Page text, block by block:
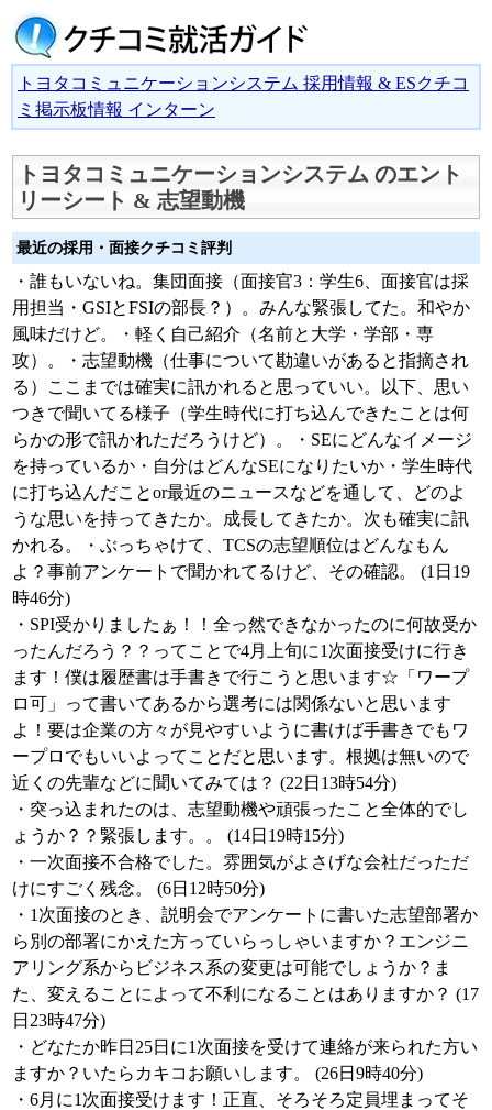
トヨタコミュニケーションシステム 採用情報 & ESクチコ
ミ掲示板情報 インターン
トヨタコミュニケーションシステム のエント
リーシート & 志望動機
最近の採用・面接クチコミ評判
・誰もいないね。集団面接（面接官3：学生6、面接官は採
用担当・GSIとFSIの部長？）。みんな緊張してた。和やか
風味だけど。・軽く自己紹介（名前と大学・学部・専
攻）。・志望動機（仕事について勘違いがあると指摘され
る）ここまでは確実に訊かれると思っていい。以下、思い
つきで聞いてる様子（学生時代に打ち込んできたことは何
らかの形で訊かれただろうけど）。・SEにどんなイメージ
を持っているか・自分はどんなSEになりたいか・学生時代
に打ち込んだことor最近のニュースなどを通して、どのよ
うな思いを持ってきたか。成長してきたか。次も確実に訊
かれる。・ぶっちゃけて、TCSの志望順位はどんなもん
よ？事前アンケートで聞かれてるけど、その確認。 (1日19
時46分)
・SPI受かりましたぁ！！全っ然できなかったのに何故受か
ったんだろう？？ってことで4月上旬に1次面接受けに行き
ます！僕は履歴書は手書きで行こうと思います☆「ワープ
ロ可」って書いてあるから選考には関係ないと思います
よ！要は企業の方々が見やすいように書けば手書きでもワ
ープロでもいいよってことだと思います。根拠は無いので
近くの先輩などに聞いてみては？ (22日13時54分)
・突っ込まれたのは、志望動機や頑張ったこと全体的でし
ょうか？？緊張します。。 (14日19時15分)
・一次面接不合格でした。雰囲気がよさげな会社だっただ
けにすごく残念。 (6日12時50分)
・1次面接のとき、説明会でアンケートに書いた志望部署か
ら別の部署にかえた方っていらっしゃいますか？エンジニ
アリング系からビジネス系の変更は可能でしょうか？ま
た、変えることによって不利になることはありますか？ (17
日23時47分)
・どなたか昨日25日に1次面接を受けて連絡が来られた方い
ますか？いたらカキコお願いします。 (26日9時40分)
・6月に1次面接受けます！正直、そろそろ定員埋まってそ